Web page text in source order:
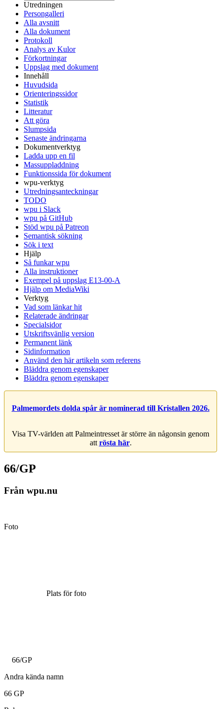
Utredningen
Persongalleri
Alla avsnitt
Alla dokument
Protokoll
Analys av Kulor
Förkortningar
Uppslag med dokument
Innehåll
Huvudsida
Orienteringssidor
Statistik
Litteratur
Att göra
Slumpsida
Senaste ändringarna
Dokumentverktyg
Ladda upp en fil
Massuppladdning
Funktionssida för dokument
wpu-verktyg
Utredningsanteckningar
TODO
wpu i Slack
wpu på GitHub
Stöd wpu på Patreon
Semantisk sökning
Sök i text
Hjälp
Så funkar wpu
Alla instruktioner
Exempel på uppslag E13-00-A
Hjälp om MediaWiki
Verktyg
Vad som länkar hit
Relaterade ändringar
Specialsidor
Utskriftsvänlig version
Permanent länk
Sidinformation
Använd den här artikeln som referens
Bläddra genom egenskaper
Bläddra genom egenskaper
Palmemordets dolda spår är nominerad till Kristallen 2026.
Visa TV-världen att Palmeintresset är större än någonsin genom
att rösta här.
66/GP
Från wpu.nu
Foto
Plats för foto
66/GP
Andra kända namn
66 GP